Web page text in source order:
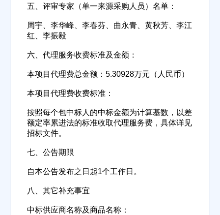
五、评审专家（单一来源采购人员）名单：
周宇、李华峰、李春芬、曲永青、黄秋芳、李江
红、李振毅
六、代理服务收费标准及金额：
本项目代理费总金额：5.30928万元（人民币）
本项目代理费收费标准：
按照每个包中标人的中标金额为计算基数，以差
额定率累进法的标准收取代理服务费，具体详见
招标文件。
七、公告期限
自本公告发布之日起1个工作日。
八、其它补充事宜
中标供应商名称及商品名称：
欢迎入驻供应商
公司所在地
请选择省市
经办人